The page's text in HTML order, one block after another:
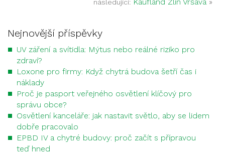
následující:
Nejnovější příspěvky
UV záření a svítidla: Mýtus nebo reálné riziko pro
zdraví?
Loxone pro firmy: Když chytrá budova šetří čas i
náklady
Proč je pasport veřejného osvětlení klíčový pro
správu obce?
Osvětlení kanceláře: jak nastavit světlo, aby se lidem
dobře pracovalo
EPBD IV a chytré budovy: proč začít s přípravou
teď hned